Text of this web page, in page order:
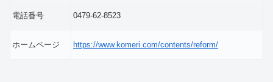
電話番号 0479-62-8523
ホームページ https://www.komeri.com/contents/reform/